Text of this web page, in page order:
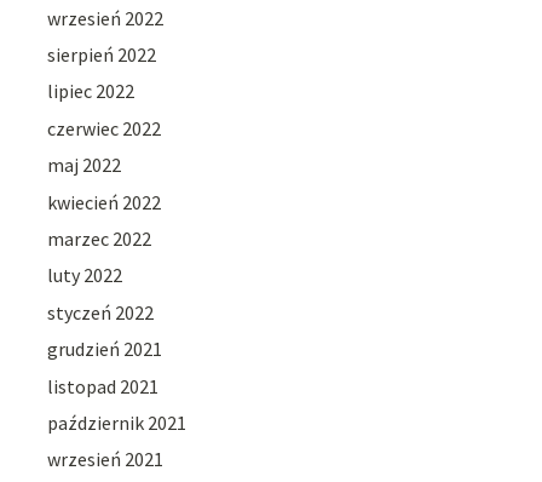
wrzesień 2022
sierpień 2022
lipiec 2022
czerwiec 2022
maj 2022
kwiecień 2022
marzec 2022
luty 2022
styczeń 2022
grudzień 2021
listopad 2021
październik 2021
wrzesień 2021